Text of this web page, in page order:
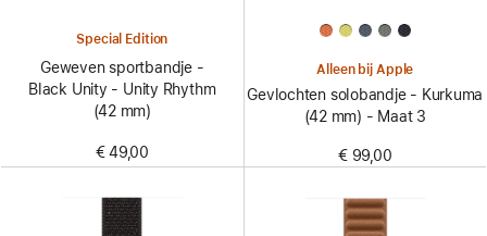
Special Edition
Geweven sportbandje -
Black Unity - Unity Rhythm
(42 mm)
€ 49,00
Alleen bij Apple
Gevlochten solobandje - Kurkuma
(42 mm) - Maat 3
€ 99,00